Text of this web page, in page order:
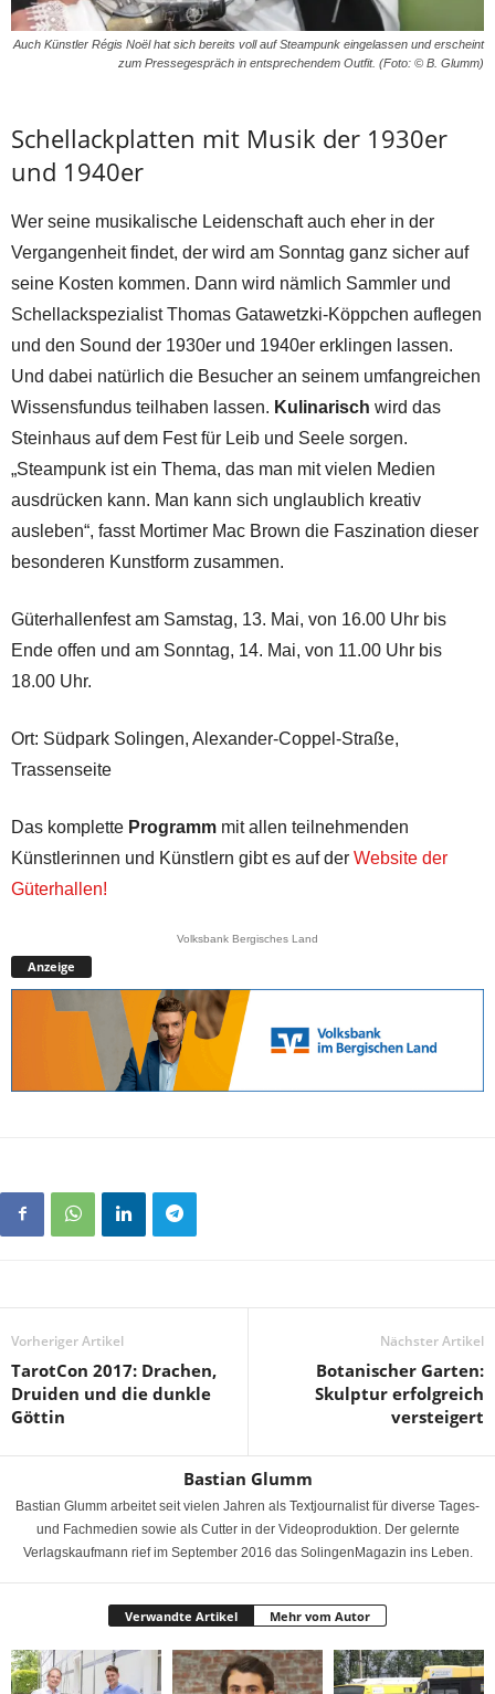
Auch Künstler Régis Noël hat sich bereits voll auf Steampunk eingelassen und erscheint
zum Pressegespräch in entsprechendem Outfit. (Foto: © B. Glumm)
Schellackplatten mit Musik der 1930er
und 1940er
Wer seine musikalische Leidenschaft auch eher in der
Vergangenheit findet, der wird am Sonntag ganz sicher auf
seine Kosten kommen. Dann wird nämlich Sammler und
Schellackspezialist Thomas Gatawetzki-Köppchen auflegen
und den Sound der 1930er und 1940er erklingen lassen.
Und dabei natürlich die Besucher an seinem umfangreichen
Wissensfundus teilhaben lassen. Kulinarisch wird das
Steinhaus auf dem Fest für Leib und Seele sorgen.
„Steampunk ist ein Thema, das man mit vielen Medien
ausdrücken kann. Man kann sich unglaublich kreativ
ausleben“, fasst Mortimer Mac Brown die Faszination dieser
besonderen Kunstform zusammen.
Güterhallenfest am Samstag, 13. Mai, von 16.00 Uhr bis
Ende offen und am Sonntag, 14. Mai, von 11.00 Uhr bis
18.00 Uhr.
Ort: Südpark Solingen, Alexander-Coppel-Straße,
Trassenseite
Das komplette Programm mit allen teilnehmenden
Künstlerinnen und Künstlern gibt es auf der Website der
Güterhallen!
Volksbank Bergisches Land
Anzeige
Vorheriger Artikel
TarotCon 2017: Drachen,
Druiden und die dunkle
Göttin
Nächster Artikel
Botanischer Garten:
Skulptur erfolgreich
versteigert
Bastian Glumm
Bastian Glumm arbeitet seit vielen Jahren als Textjournalist für diverse Tages-
und Fachmedien sowie als Cutter in der Videoproduktion. Der gelernte
Verlagskaufmann rief im September 2016 das SolingenMagazin ins Leben.
Verwandte Artikel Mehr vom Autor